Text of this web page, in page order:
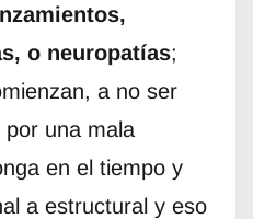
o neuropatías;
a no ser
una mala
en el tiempo y
a estructural y eso